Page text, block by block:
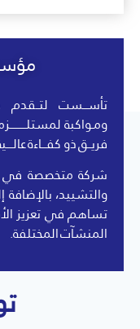
تأســـست لتــقدم
ومـواكبة
فريــق ذو كفـــاءة
شركة متخصصة في
والتشييد،
تساهم في تعزيز
المنشآت المختلفة.